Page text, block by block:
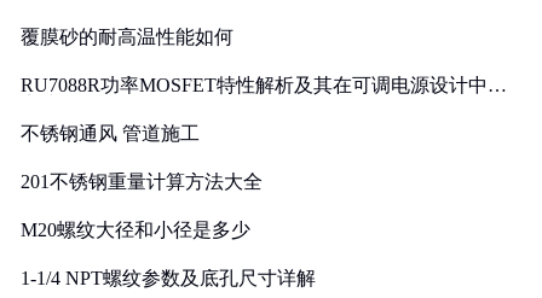
覆膜砂的耐高温性能如何
RU7088R功率MOSFET特性解析及其在可调电源设计中的
不锈钢通风 管道施工
201不锈钢重量计算方法大全
M20螺纹大径和小径是多少
1-1/4 NPT螺纹参数及底孔尺寸详解